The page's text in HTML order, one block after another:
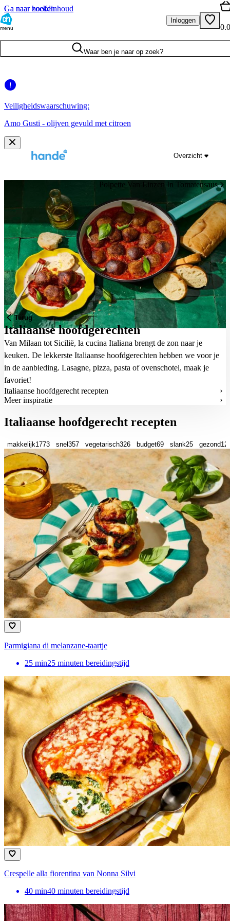
Ga naar hoofdinhoud
Ga naar zoeken
menu
Inloggen
Waar ben je naar op zoek?
Veiligheidswaarschuwing:
Amo Gusti - olijven gevuld met citroen
Overzicht
Polpette Van Linzen In Tomatensaus
Terug
Italiaanse hoofdgerechten
Van Milaan tot Sicilië, la cucina Italiana brengt de zon naar je
keuken. De lekkerste Italiaanse hoofdgerechten hebben we voor je
in de aanbieding. Lasagne, pizza, pasta of ovenschotel, maak je
favoriet!
Italiaanse hoofdgerecht recepten
Meer inspiratie
Italiaanse hoofdgerecht recepten
makkelijk1773 snel 357 vegetarisch326 budget69 slank25 gezond12
Parmigiana di melanzane-taartje
25 min25 minuten bereidingstijd
Crespelle alla fiorentina van Nonna Silvi
40 min40 minuten bereidingstijd